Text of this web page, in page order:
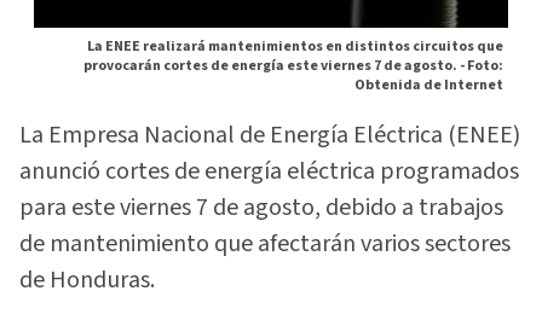
La ENEE realizará mantenimientos en distintos circuitos que
provocarán cortes de energía este viernes 7 de agosto. -Foto:
Obtenida de Internet
La Empresa Nacional de Energía Eléctrica (ENEE)
anunció cortes de energía eléctrica programados
para este viernes 7 de agosto, debido a trabajos
de mantenimiento que afectarán varios sectores
de Honduras.